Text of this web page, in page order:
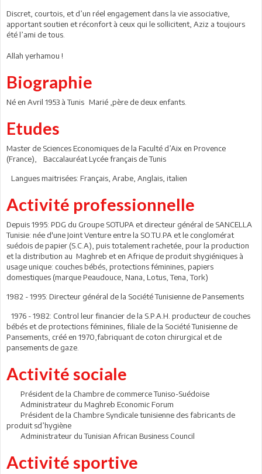
Discret, courtois, et d’un réel engagement dans la vie associative,
apportant soutien et réconfort à ceux qui le sollicitent, Aziz a toujours
été l’ami de tous.
Allah yerhamou !
Biographie
Né en Avril 1953 à Tunis Marié ,père de deux enfants.
Etudes
Master de Sciences Economiques de la Faculté d’Aix en Provence
(France), Baccalauréat Lycée français de Tunis
Langues maitrisées: Français, Arabe, Anglais, italien
Activité professionnelle
Depuis 1995: PDG du Groupe SOTUPA et directeur général de SANCELLA
Tunisie: née d'une Joint Venture entre la SO.TU.PA et le conglomérat
suédois de papier (S.C.A), puis totalement rachetée, pour la production
et la distribution au Maghreb et en Afrique de produit shygiéniques à
usage unique: couches bébés, protections féminines, papiers
domestiques (marque Peaudouce, Nana, Lotus, Tena, Tork)
1982 - 1995: Directeur général de la Société Tunisienne de Pansements
1976 - 1982: Control leur financier de la S.P.A.H. producteur de couches
bébés et de protections féminines, filiale de la Société Tunisienne de
Pansements, créé en 1970,fabriquant de coton chirurgical et de
pansements de gaze.
Activité sociale
Président de la Chambre de commerce Tuniso-Suédoise
Administrateur du Maghreb Economic Forum
Président de la Chambre Syndicale tunisienne des fabricants de
produit sd’hygiène
Administrateur du Tunisian African Business Council
Activité sportive